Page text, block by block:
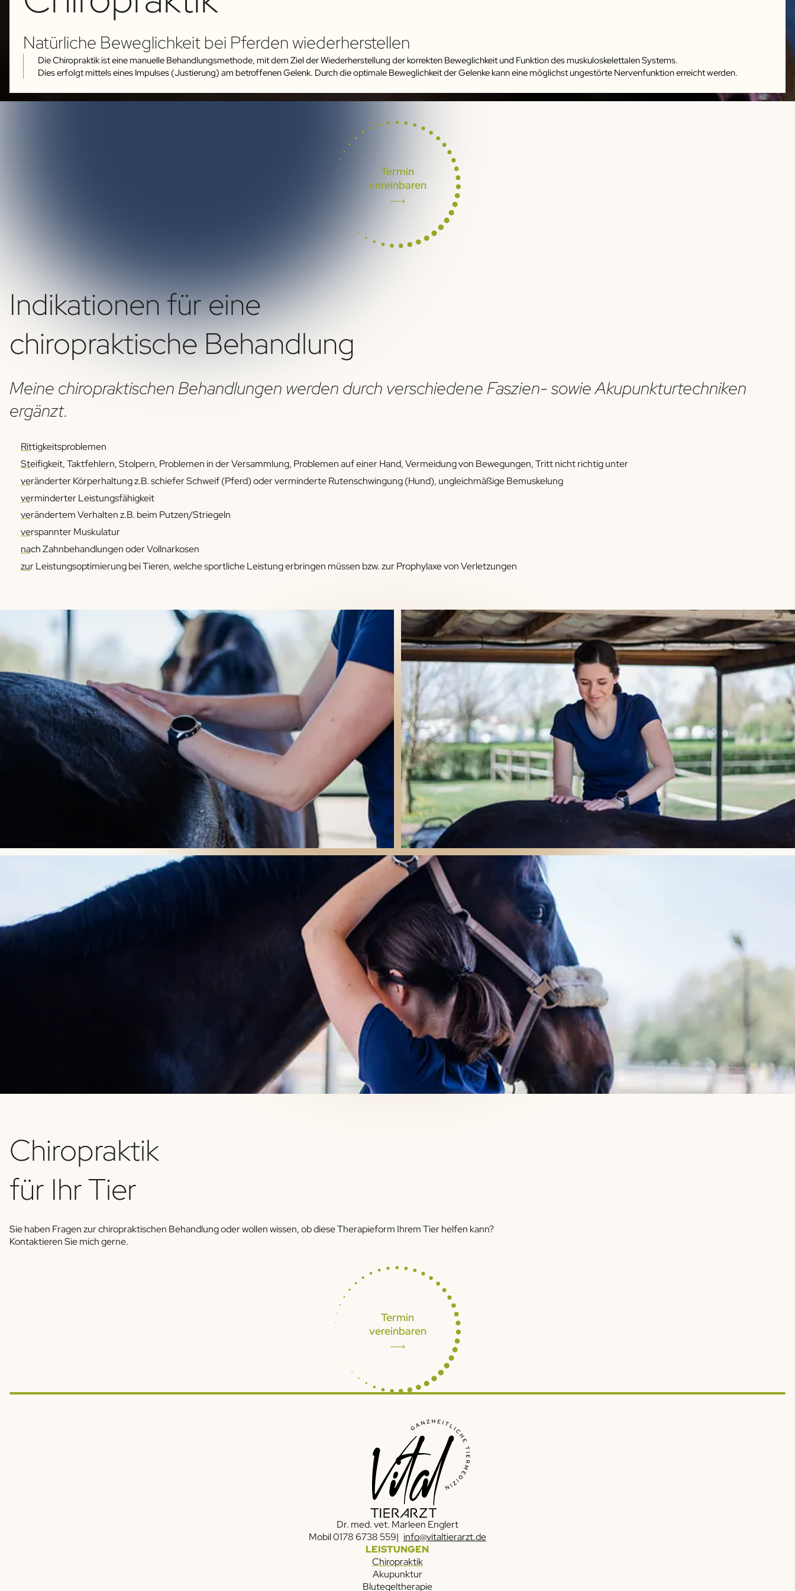
Natürliche Beweglichkeit bei Pferden wiederherstellen
Die Chiropraktik ist eine manuelle Behandlungsmethode, mit dem Ziel der Wiederherstellung der korrekten Beweglichkeit und Funktion des muskuloskelettalen Systems.
Dies erfolgt mittels eines Impulses (Justierung) am betroffenen Gelenk. Durch die optimale Beweglichkeit der Gelenke kann eine möglichst ungestörte Nervenfunktion erreicht werden.
Termin
vereinbaren
Indikationen für eine
chiropraktische Behandlung
Meine chiropraktischen Behandlungen werden durch verschiedene Faszien- sowie Akupunkturtechniken
ergänzt.
Rittigkeitsproblemen
Steifigkeit, Taktfehlern, Stolpern, Problemen in der Versammlung, Problemen auf einer Hand, Vermeidung von Bewegungen, Tritt nicht richtig unter
veränderter Körperhaltung z.B. schiefer Schweif (Pferd) oder verminderte Rutenschwingung (Hund), ungleichmäßige Bemuskelung
verminderter Leistungsfähigkeit
verändertem Verhalten z.B. beim Putzen/Striegeln
verspannter Muskulatur
nach Zahnbehandlungen oder Vollnarkosen
zur Leistungsoptimierung bei Tieren, welche sportliche Leistung erbringen müssen bzw. zur Prophylaxe von Verletzungen
Chiropraktik
für Ihr Tier
Sie haben Fragen zur chiropraktischen Behandlung oder wollen wissen, ob diese Therapieform Ihrem Tier helfen kann?
Kontaktieren Sie mich gerne.
Termin
vereinbaren
Dr. med. vet. Marleen Englert
Mobil0178 6738 559
info@vitaltierarzt.de
LEISTUNGEN
Chiropraktik
Akupunktur
Blutegeltherapie